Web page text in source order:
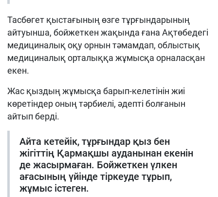
Тасбөгет қыстағының өзге тұрғындарының
айтуынша, бойжеткен жақында ғана Ақтөбедегі
медициналық оқу орнын тәмамдап, облыстық
медициналық орталыққа жұмысқа орналасқан
екен.
Жас қыздың жұмысқа барып-келетінін жиі
көретіндер оның тәрбиелі, әдепті болғанын
айтып берді.
Айта кетейік, тұрғындар қыз бен
жігіттің Қармақшы ауданынан екенін
де жасырмаған. Бойжеткен үлкен
ағасының үйінде тіркеуде тұрып,
жұмыс істеген.